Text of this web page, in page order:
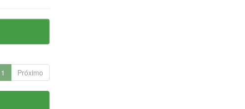
1 Próximo